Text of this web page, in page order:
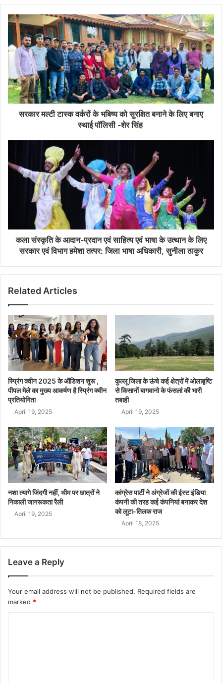
सरकार मल्टी टास्क वर्करों के भबिष्य को सुरक्षित बनाने के लिए बनाए
स्थाई पॉलिसी -शेर सिंह
कला संस्कृति के आदान-प्रदान एवं साहित्य एवं भाषा के उत्थान के लिए
सरकार एवं विभाग हमेशा तत्पर: जिला भाषा अधिकारी, सुनीला ठाकुर
Related Articles
स्प्रिंग क्वीन 2025 के ऑडिशन शुरू ,
पीपल मेले का मुख्य आकर्षण है स्प्रिंग क्वीन
प्रतियोगिता
April 19, 2025
कुल्लू जिला के ऊंचे कई क्षेत्रों में ओलाबृष्टि
से किसानों बागवानो के फंसलां की भारी
तबाही
April 19, 2025
नशा त्यागे जिंदगी नहीं, थीम पर छात्रों ने
निकाली जागरूकता रैली
April 19, 2025
कांग्रेस पार्टी ने अंग्रेजों की ईस्ट इंडिया
कंपनी की तरह कई कंपनियां बनाकर देश
को लूटा-तिलक राज
April 18, 2025
Leave a Reply
Your email address will not be published. Required fields are
marked *